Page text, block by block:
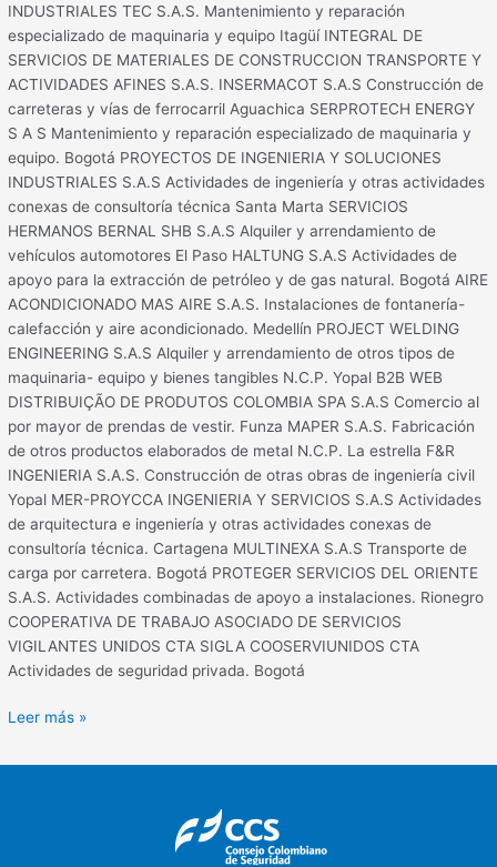
INDUSTRIALES TEC S.A.S. Mantenimiento y reparación
especializado de maquinaria y equipo Itagüí INTEGRAL DE
SERVICIOS DE MATERIALES DE CONSTRUCCION TRANSPORTE Y
ACTIVIDADES AFINES S.A.S. INSERMACOT S.A.S Construcción de
carreteras y vías de ferrocarril Aguachica SERPROTECH ENERGY
S A S Mantenimiento y reparación especializado de maquinaria y
equipo. Bogotá PROYECTOS DE INGENIERIA Y SOLUCIONES
INDUSTRIALES S.A.S Actividades de ingeniería y otras actividades
conexas de consultoría técnica Santa Marta SERVICIOS
HERMANOS BERNAL SHB S.A.S Alquiler y arrendamiento de
vehículos automotores El Paso HALTUNG S.A.S Actividades de
apoyo para la extracción de petróleo y de gas natural. Bogotá AIRE
ACONDICIONADO MAS AIRE S.A.S. Instalaciones de fontanería-
calefacción y aire acondicionado. Medellín PROJECT WELDING
ENGINEERING S.A.S Alquiler y arrendamiento de otros tipos de
maquinaria- equipo y bienes tangibles N.C.P. Yopal B2B WEB
DISTRIBUIÇÃO DE PRODUTOS COLOMBIA SPA S.A.S Comercio al
por mayor de prendas de vestir. Funza MAPER S.A.S. Fabricación
de otros productos elaborados de metal N.C.P. La estrella F&R
INGENIERIA S.A.S. Construcción de otras obras de ingeniería civil
Yopal MER-PROYCCA INGENIERIA Y SERVICIOS S.A.S Actividades
de arquitectura e ingeniería y otras actividades conexas de
consultoría técnica. Cartagena MULTINEXA S.A.S Transporte de
carga por carretera. Bogotá PROTEGER SERVICIOS DEL ORIENTE
S.A.S. Actividades combinadas de apoyo a instalaciones. Rionegro
COOPERATIVA DE TRABAJO ASOCIADO DE SERVICIOS
VIGILANTES UNIDOS CTA SIGLA COOSERVIUNIDOS CTA
Actividades de seguridad privada. Bogotá
Leer más »